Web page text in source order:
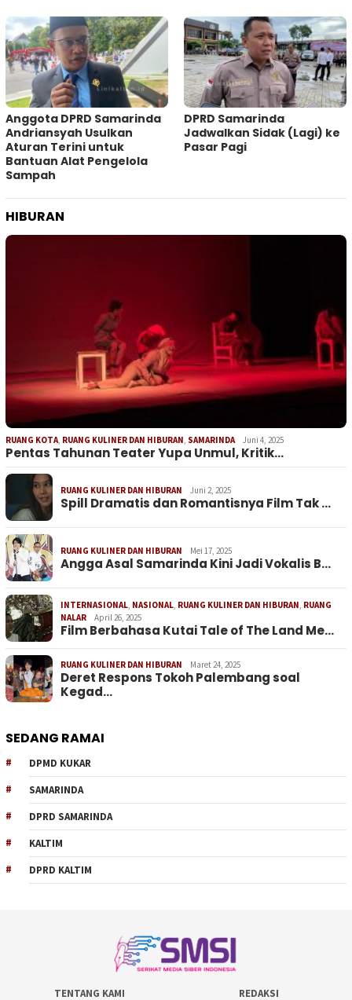
Anggota DPRD Samarinda
Andriansyah Usulkan
Aturan Terini untuk
Bantuan Alat Pengelola
Sampah
DPRD Samarinda
Jadwalkan Sidak (Lagi) ke
Pasar Pagi
HIBURAN
RUANG KOTA RUANG KULINER DAN HIBURAN SAMARINDA Juni 4, 2025
Pentas Tahunan Teater Yupa Unmul, Kritik…
RUANG KULINER DAN HIBURAN Juni 2, 2025
Spill Dramatis dan Romantisnya Film Tak …
RUANG KULINER DAN HIBURAN Mei 17, 2025
Angga Asal Samarinda Kini Jadi Vokalis B…
INTERNASIONAL NASIONAL RUANG KULINER DAN HIBURAN RUANG
NALAR
April 26, 2025
Film Berbahasa Kutai Tale of The Land Me…
RUANG KULINER DAN HIBURAN Maret 24, 2025
Deret Respons Tokoh Palembang soal
Kegad…
SEDANG RAMAI
DPMD KUKAR
SAMARINDA
DPRD SAMARINDA
KALTIM
DPRD KALTIM
TENTANG KAMI REDAKSI